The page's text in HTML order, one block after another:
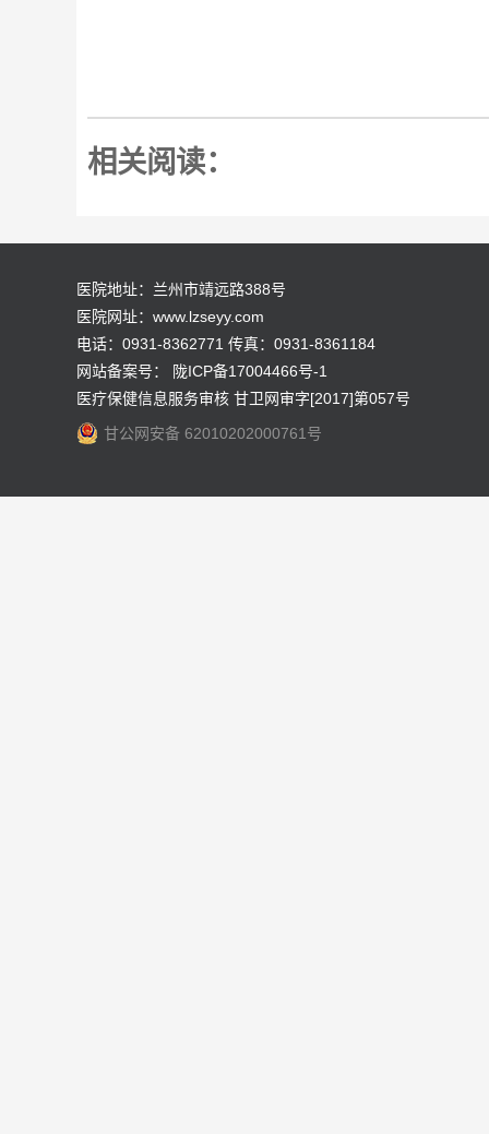
相关阅读：
医院地址：兰州市靖远路388号
医院网址：www.lzseyy.com
电话：0931-8362771 传真：0931-8361184
网站备案号：
陇ICP备17004466号-1
医疗保健信息服务审核 甘卫网审字[2017]第057号
甘公网安备 62010202000761号